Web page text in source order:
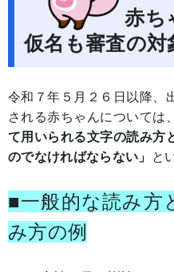
赤ち
仮名も審査の
令和７年５月２６日以降、
される赤ちゃんについては
て用いられる文字の読み方
のでなければならない」
と
■一般的な読み方
み方の例